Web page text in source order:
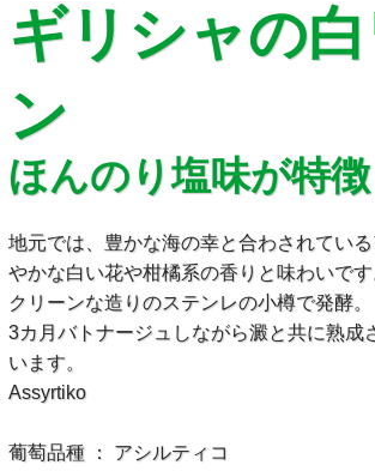
ギリシャの
ン
ほんのり塩味が特徴
地元では、豊かな海の幸と合わされてい
やかな白い花や柑橘系の香りと味わいです
クリーンな造りのステンレの小樽で発酵。
3カ月バトナージュしながら澱と共に熟成
います。
Assyrtiko
葡萄品種 ： アシルティコ